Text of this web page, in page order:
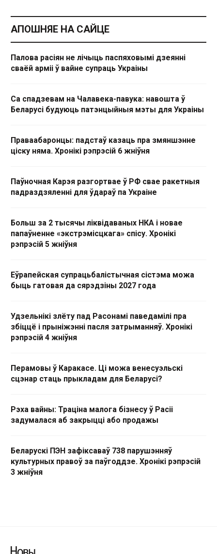
АПОШНЯЕ НА САЙЦЕ
Палова расіян не лічыць паспяховымі дзеянні
сваёй арміі ў вайне супраць Украіны
Са спадзевам на Чалавека-павука: навошта ў
Беларусі будуюць патэнцыйныя мэты для Украіны
Праваабаронцы: падстаў казаць пра змяншэнне
ціску няма. Хронікі рэпрэсій 6 жніўня
Паўночная Карэя разгортвае ў РФ свае ракетныя
падраздзяленні для ўдараў па Украіне
Больш за 2 тысячы ліквідаваных НКА і новае
папаўненне «экстрэмісцкага» спісу. Хронікі
рэпрэсій 5 жніўня
Еўрапейская супрацьбалістычная сістэма можа
быць гатовая да сярэдзіны 2027 года
Удзельнікі злёту пад Расонамі паведамілі пра
збіццё і прыніжэнні пасля затрыманняў. Хронікі
рэпрэсій 4 жніўня
Перамовы ў Каракасе. Ці можа венесуэльскі
сцэнар стаць прыкладам для Беларусі?
Рэха вайны: Траціна малога бізнесу ў Расіі
задумалася аб закрыцці або продажы
Беларускі ПЭН зафіксаваў 738 парушэнняў
культурных правоў за паўгоддзе. Хронікі рэпрэсій
3 жніўня